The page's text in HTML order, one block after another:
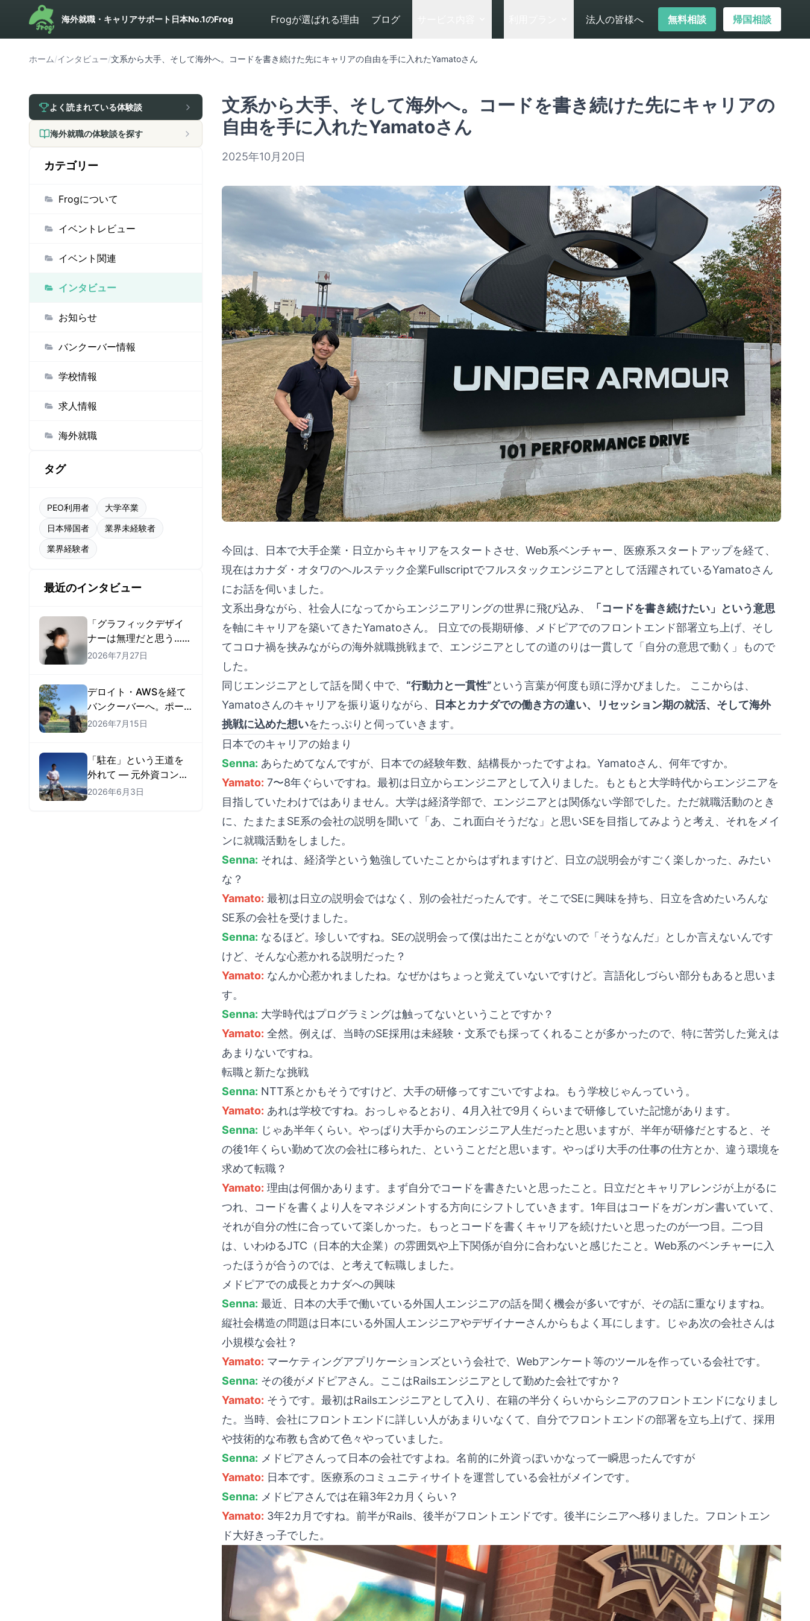
海外就職・キャリアサポート日本No.1のFrog Frogが選ばれる理由 ブログ 法人の皆様へ 無料相談 帰国相談
ホーム/インタビュー/文系から大手、そして海外へ。コードを書き続けた先にキャリアの自由を手に入れたYamatoさん
よく読まれている体験談
海外就職の体験談を探す
カテゴリー
Frogについて
イベントレビュー
イベント関連
インタビュー
お知らせ
バンクーバー情報
学校情報
求人情報
海外就職
タグ
PEO利用者
大学卒業
日本帰国者
業界未経験者
業界経験者
最近のインタビュー
「グラフィックデザイ
ナーは無理だと思う…」
から始まった — 紙のア
就職するまで
2026年7月27日
デロイト・AWSを経て
バンクーバーへ。ポー
トフォリオで「AIエン
2026年7月15日
「駐在」という王道を
外れて — 元外資コンサ
ルがMatch
2026年6月3日
文系から大手、そして海外へ。コードを書き続けた先にキャリアの
自由を手に入れたYamatoさん
2025年10月20日
今回は、日本で大手企業・日立からキャリアをスタートさせ、Web系ベンチャー、医療系スタートアップを経て、
現在はカナダ・オタワのヘルステック企業Fullscriptでフルスタックエンジニアとして活躍されているYamatoさん
にお話を伺いました。
文系出身ながら、社会人になってからエンジニアリングの世界に飛び込み、
「コードを書き続けたい」という意思
を軸にキャリアを築いてきたYamatoさん。 日立での長期研修、メドピアでのフロントエンド部署立ち上げ、そし
てコロナ禍を挟みながらの海外就職挑戦まで、エンジニアとしての道のりは一貫して「自分の意思で動く」もので
した。
同じエンジニアとして話を聞く中で、 “行動力と一貫性”という言葉が何度も頭に浮かびました。 ここからは、
Yamatoさんのキャリアを振り返りながら、
日本とカナダでの働き方の違い、リセッション期の就活、そして海外
挑戦に込めた想いをたっぷりと伺っていきます。
日本でのキャリアの始まり
Senna: あらためてなんですが、日本での経験年数、結構長かったですよね。Yamatoさん、何年ですか。
Yamato: 7〜8年ぐらいですね。最初は日立からエンジニアとして入りました。もともと大学時代からエンジニアを
目指していたわけではありません。大学は経済学部で、エンジニアとは関係ない学部でした。ただ就職活動のとき
に、たまたまSE系の会社の説明を聞いて「あ、これ面白そうだな」と思いSEを目指してみようと考え、それをメイ
ンに就職活動をしました。
Senna: それは、経済学という勉強していたことからはずれますけど、日立の説明会がすごく楽しかった、みたい
な？
Yamato: 最初は日立の説明会ではなく、別の会社だったんです。そこでSEに興味を持ち、日立を含めたいろんな
SE系の会社を受けました。
Senna: なるほど。珍しいですね。SEの説明会って僕は出たことがないので「そうなんだ」としか言えないんです
けど、そんな心惹かれる説明だった？
Yamato: なんか心惹かれましたね。なぜかはちょっと覚えていないですけど。言語化しづらい部分もあると思いま
す。
Senna: 大学時代はプログラミングは触ってないということですか？
Yamato: 全然。例えば、当時のSE採用は未経験・文系でも採ってくれることが多かったので、特に苦労した覚えは
あまりないですね。
転職と新たな挑戦
Senna: NTT系とかもそうですけど、大手の研修ってすごいですよね。もう学校じゃんっていう。
Yamato: あれは学校ですね。おっしゃるとおり、4月入社で9月くらいまで研修していた記憶があります。
Senna: じゃあ半年くらい。やっぱり大手からのエンジニア人生だったと思いますが、半年が研修だとすると、そ
の後1年くらい勤めて次の会社に移られた、ということだと思います。やっぱり大手の仕事の仕方とか、違う環境を
求めて転職？
Yamato: 理由は何個かあります。まず自分でコードを書きたいと思ったこと。日立だとキャリアレンジが上がるに
つれ、コードを書くより人をマネジメントする方向にシフトしていきます。1年目はコードをガンガン書いていて、
それが自分の性に合っていて楽しかった。もっとコードを書くキャリアを続けたいと思ったのが一つ目。二つ目
は、いわゆるJTC（日本的大企業）の雰囲気や上下関係が自分に合わないと感じたこと。Web系のベンチャーに入
ったほうが合うのでは、と考えて転職しました。
メドピアでの成長とカナダへの興味
Senna: 最近、日本の大手で働いている外国人エンジニアの話を聞く機会が多いですが、その話に重なりますね。
縦社会構造の問題は日本にいる外国人エンジニアやデザイナーさんからもよく耳にします。じゃあ次の会社さんは
小規模な会社？
Yamato: マーケティングアプリケーションズという会社で、Webアンケート等のツールを作っている会社です。
Senna: その後がメドピアさん。ここはRailsエンジニアとして勤めた会社ですか？
Yamato: そうです。最初はRailsエンジニアとして入り、在籍の半分くらいからシニアのフロントエンドになりまし
た。当時、会社にフロントエンドに詳しい人があまりいなくて、自分でフロントエンドの部署を立ち上げて、採用
や技術的な布教も含めて色々やっていました。
Senna: メドピアさんって日本の会社ですよね。名前的に外資っぽいかなって一瞬思ったんですが
Yamato: 日本です。医療系のコミュニティサイトを運営している会社がメインです。
Senna: メドピアさんでは在籍3年2カ月くらい？
Yamato: 3年2カ月ですね。前半がRails、後半がフロントエンドです。後半にシニアへ移りました。フロントエン
ド大好きっ子でした。